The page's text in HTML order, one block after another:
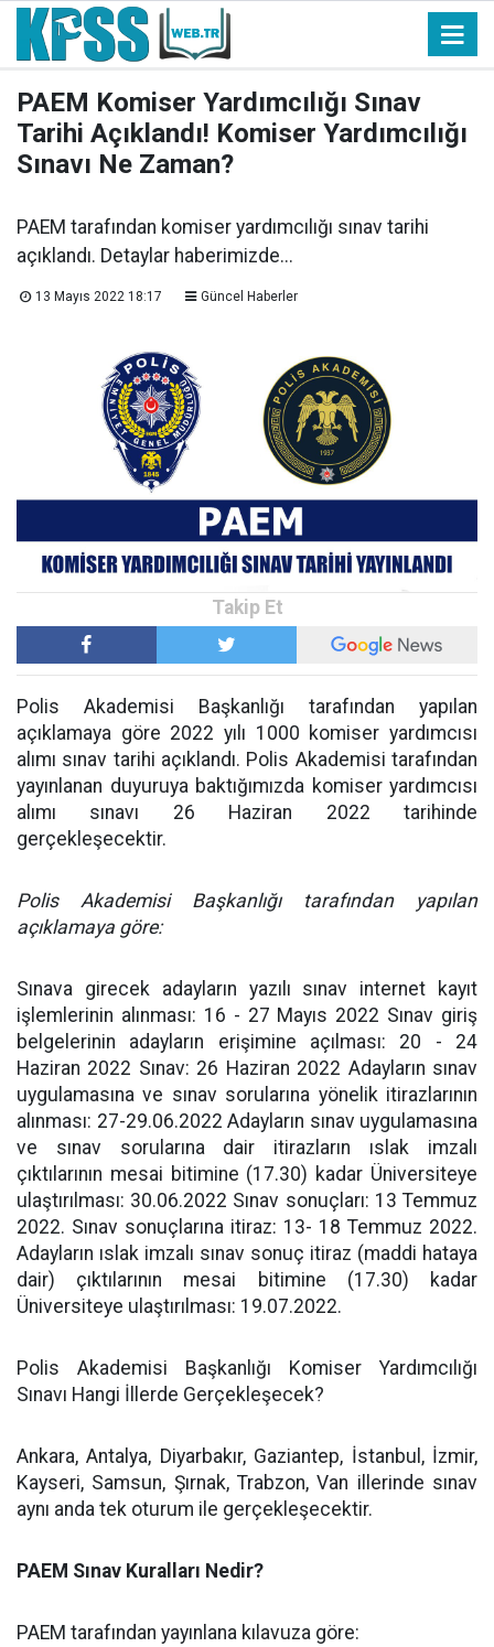
PAEM Komiser Yardımcılığı Sınav
Tarihi Açıklandı! Komiser Yardımcılığı
Sınavı Ne Zaman?
PAEM tarafından komiser yardımcılığı sınav tarihi
açıklandı. Detaylar haberimizde...
13 Mayıs 2022 18:17 Güncel Haberler
Polis Akademisi Başkanlığı tarafından yapılan
açıklamaya göre 2022 yılı 1000 komiser yardımcısı
alımı sınav tarihi açıklandı. Polis Akademisi tarafından
yayınlanan duyuruya baktığımızda komiser yardımcısı
alımı sınavı 26 Haziran 2022 tarihinde
gerçekleşecektir.
Polis Akademisi Başkanlığı tarafından yapılan
açıklamaya göre:
Sınava girecek adayların yazılı sınav internet kayıt
işlemlerinin alınması: 16 - 27 Mayıs 2022 Sınav giriş
belgelerinin adayların erişimine açılması: 20 - 24
Haziran 2022 Sınav: 26 Haziran 2022 Adayların sınav
uygulamasına ve sınav sorularına yönelik itirazlarının
alınması: 27-29.06.2022 Adayların sınav uygulamasına
ve sınav sorularına dair itirazların ıslak imzalı
çıktılarının mesai bitimine (17.30) kadar Üniversiteye
ulaştırılması: 30.06.2022 Sınav sonuçları: 13 Temmuz
2022. Sınav sonuçlarına itiraz: 13- 18 Temmuz 2022.
Adayların ıslak imzalı sınav sonuç itiraz (maddi hataya
dair) çıktılarının mesai bitimine (17.30) kadar
Üniversiteye ulaştırılması: 19.07.2022.
Polis Akademisi Başkanlığı Komiser Yardımcılığı
Sınavı Hangi İllerde Gerçekleşecek?
Ankara, Antalya, Diyarbakır, Gaziantep, İstanbul, İzmir,
Kayseri, Samsun, Şırnak, Trabzon, Van illerinde sınav
aynı anda tek oturum ile gerçekleşecektir.
PAEM Sınav Kuralları Nedir?
PAEM tarafından yayınlana kılavuza göre: